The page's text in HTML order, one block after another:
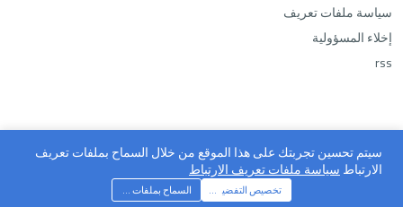
سياسة ملفات تعريف
إخلاء المسؤولية
rss
موفيوس ©2026 جميع الحقوق محفوظة
سيتم تحسين تجربتك على هذا الموقع من خلال السماح بملفات تعريف
الارتباطسياسة ملفات تعريف الارتباط
تخصيص التفضيلات السماح بملفات تعريف الارتباط